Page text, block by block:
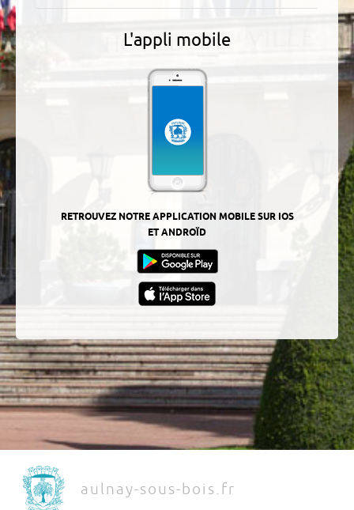
L'appli mobile
RETROUVEZ NOTRE APPLICATION MOBILE SUR IOS
ET ANDROÏD
aulnay-sous-bois.fr